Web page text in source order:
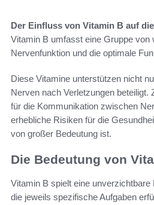
Der Einfluss von Vitamin B auf
Vitamin B umfasst eine Gruppe von
Nervenfunktion und die optimale
Diese Vitamine unterstützen nicht
Nerven nach Verletzungen
für die Kommunikation zwischen
erhebliche Risiken für die
von großer Bedeutung ist.
Die Bedeutung von
Vitamin B spielt eine
die jeweils spezifische Aufgaben